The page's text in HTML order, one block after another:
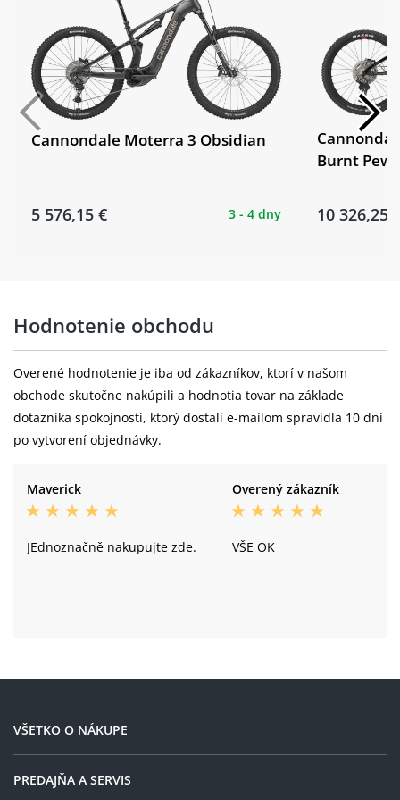
Brzdové
kotouče:
Magura MDR-S, 203 mm, 6-bolt
Kazeta: Shimano CS-M6100, 10–51T
Řetěz:
Raymon FC02, kované, hliník, BIS
Ráfky:
Pláště:
Schwalbe Hans Dampf Performance,
Addix, 60-622, 29×2.35, Tubeless Ready
Zadní ráfek:
Raymon VR23 / DT210, 6-bolt, 12×148
mm
Zadní náboj:
Raymon VR23 / DT210, 6-bolt, 12×148
mm
Zadní plášť:
Schwalbe Hans Dampf Performance,
Addix, 60-622, 29×2.35, Tubeless Ready
Cannondale Moterra 3 Obsidian
5 576,15 € 3 - 4 dny
Burnt
10 326,25
Hodnotenie obchodu
Overené hodnotenie je iba od zákazníkov, ktorí v našom
obchode skutočne nakúpili a hodnotia tovar na základe
dotazníka spokojnosti, ktorý dostali e-mailom spravidla 10 dní
po vytvorení objednávky.
Maverick
JEdnoznačně nakupujte zde.
Overený zákazník
VŠE OK
VŠETKO O NÁKUPE
PREDAJŇA A SERVIS